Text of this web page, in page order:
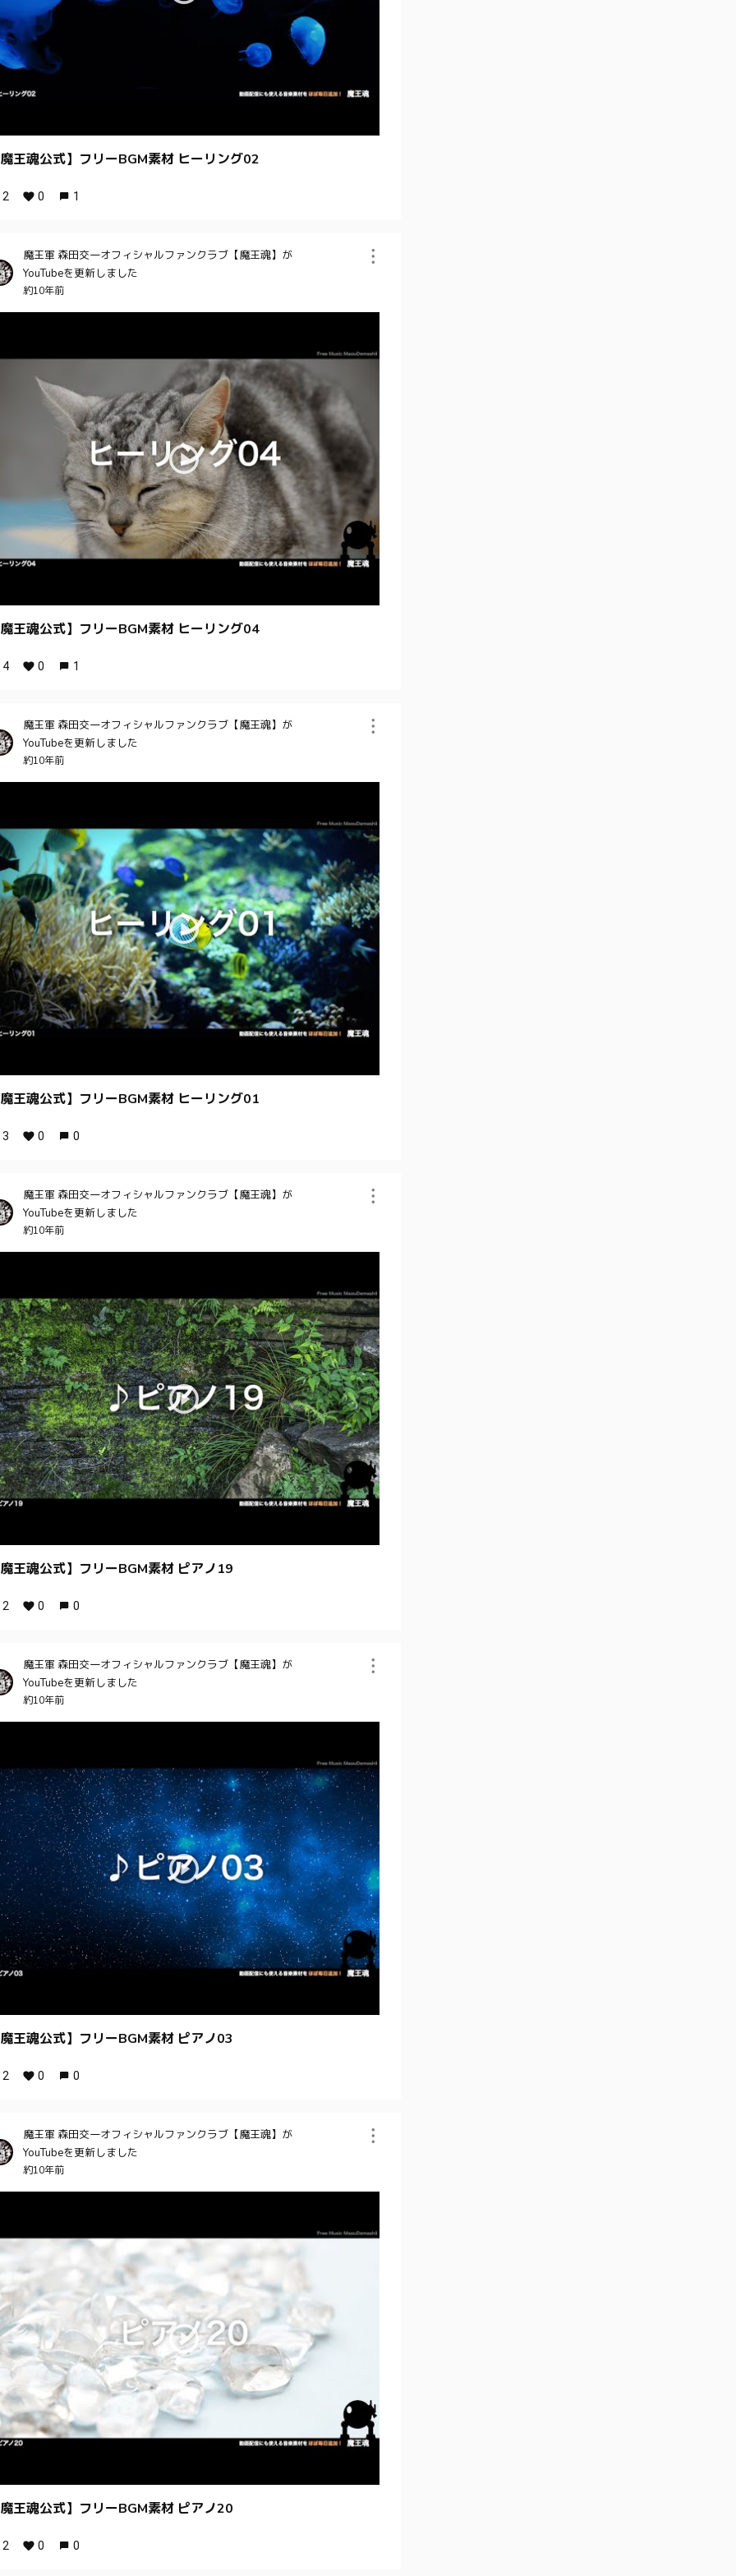
王魂公式】フリーBGM素材 ヒーリング02
2 0 1
魔王軍 森田交一オフィシャルファンクラブ【魔王魂】が
YouTubeを更新しました
約10年前
王魂公式】フリーBGM素材 ヒーリング04
4 0 1
魔王軍 森田交一オフィシャルファンクラブ【魔王魂】が
YouTubeを更新しました
約10年前
王魂公式】フリーBGM素材 ヒーリング01
3 0 0
魔王軍 森田交一オフィシャルファンクラブ【魔王魂】が
YouTubeを更新しました
約10年前
王魂公式】フリーBGM素材 ピアノ19
2 0 0
魔王軍 森田交一オフィシャルファンクラブ【魔王魂】が
YouTubeを更新しました
約10年前
王魂公式】フリーBGM素材 ピアノ03
2 0 0
魔王軍 森田交一オフィシャルファンクラブ【魔王魂】が
YouTubeを更新しました
約10年前
王魂公式】フリーBGM素材 ピアノ20
2 0 0